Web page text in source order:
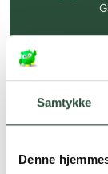
Samtykke
Denne